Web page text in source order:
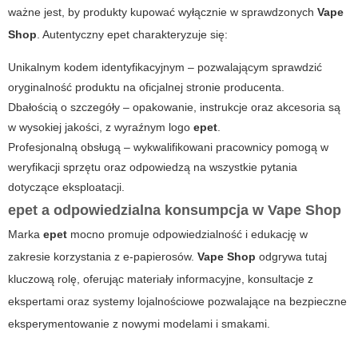
ważne jest, by produkty kupować wyłącznie w sprawdzonych Vape
Shop . Autentyczny epet charakteryzuje się:
Unikalnym kodem identyfikacyjnym – pozwalającym sprawdzić
oryginalność produktu na oficjalnej stronie producenta.
Dbałością o szczegóły – opakowanie, instrukcje oraz akcesoria są
w wysokiej jakości, z wyraźnym logo epet
Profesjonalną obsługą – wykwalifikowani pracownicy pomogą w
weryfikacji sprzętu oraz odpowiedzą na wszystkie pytania
dotyczące eksploatacji.
epet a odpowiedzialna konsumpcja w Vape Shop
Marka epet mocno promuje odpowiedzialność i edukację w
zakresie korzystania z e-papierosów. Vape Shop odgrywa tutaj
kluczową rolę, oferując materiały informacyjne, konsultacje z
ekspertami oraz systemy lojalnościowe pozwalające na bezpieczne
eksperymentowanie z nowymi modelami i smakami.